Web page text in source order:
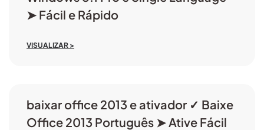
➤ Fácil e Rápido
VISUALIZAR >
baixar office 2013 e ativador ✓ Baixe
Office 2013 Português ➤ Ative Fácil